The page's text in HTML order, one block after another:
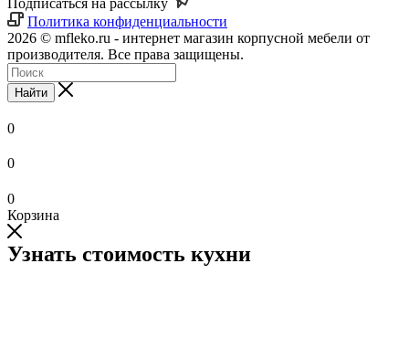
Подписаться на рассылку
Политика конфиденциальности
2026 © mfleko.ru - интернет магазин корпусной мебели от
производителя. Все права защищены.
Найти
0
0
0
Корзина
Узнать стоимость кухни